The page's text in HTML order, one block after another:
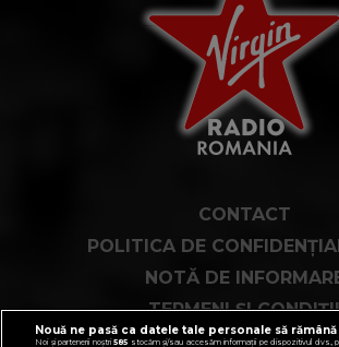
CONTACT
POLITICA DE
NOTĂ DE
TERMENI ȘI CONDIȚII
COD DEONTOLOGIC
Nouă ne pasă ca datele tale personale să
Noi și partenerii noștri585 stocăm și/sau accesăm informații pe dispozitivul dvs.,